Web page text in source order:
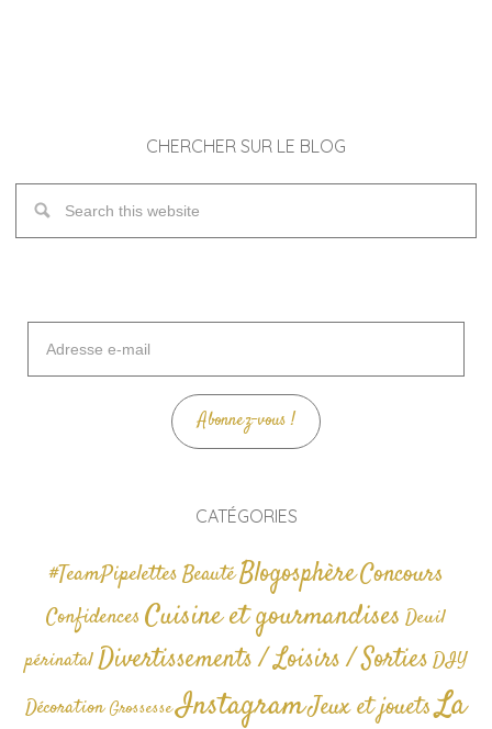
CHERCHER SUR LE BLOG
mail
Abonnez-vous !
CATÉGORIES
#TeamPipelettesBeautéBlogosphèreConcours
Confidences Cuisine et gourmandises Deuil
périnatalDivertissements / Loisirs / SortiesDIY
Décoration GrossesseInstagramJeux et jouetsLa